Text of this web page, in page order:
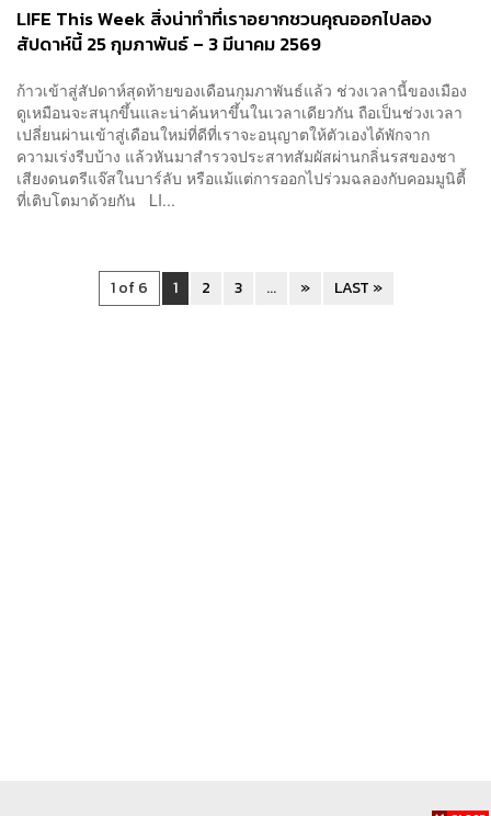
LIFE This Week สิ่งน่าทำที่เราอยากชวนคุณออกไปลอง
สัปดาห์นี้ 25 กุมภาพันธ์ – 3 มีนาคม 2569
ก้าวเข้าสู่สัปดาห์สุดท้ายของเดือนกุมภาพันธ์แล้ว ช่วงเวลานี้ของเมือง
ดูเหมือนจะสนุกขึ้นและน่าค้นหาขึ้นในเวลาเดียวกัน ถือเป็นช่วงเวลา
เปลี่ยนผ่านเข้าสู่เดือนใหม่ที่ดีที่เราจะอนุญาตให้ตัวเองได้พักจาก
ความเร่งรีบบ้าง แล้วหันมาสำรวจประสาทสัมผัสผ่านกลิ่นรสของชา
เสียงดนตรีแจ๊สในบาร์ลับ หรือแม้แต่การออกไปร่วมฉลองกับคอมมูนิตี้
ที่เติบโตมาด้วยกัน LI...
1 of 6 1 2 3 ... » LAST »